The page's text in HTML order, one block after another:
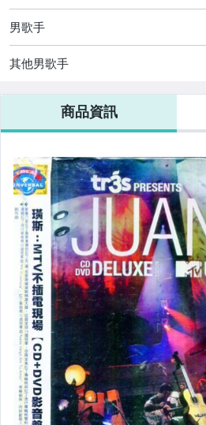
男歌手
其他男歌手
商品資訊